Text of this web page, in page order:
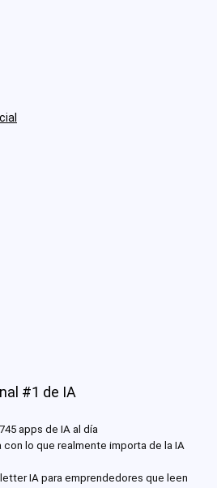
#1 de IA
apps de IA al día
con lo que realmente importa de la IA
IA para emprendedores que leen